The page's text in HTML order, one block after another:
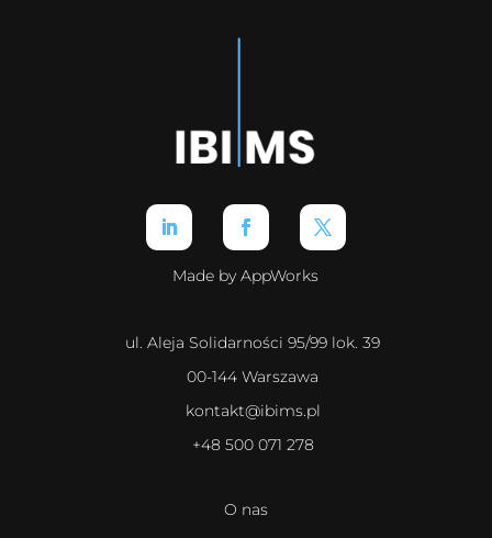
Made by AppWorks
ul. Aleja Solidarności 95/99 lok. 39
00-144 Warszawa
kontakt@ibims.pl
+48 500 071 278
O nas